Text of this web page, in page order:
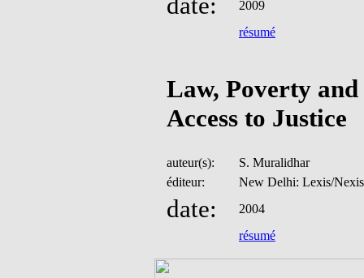
2009
résumé
Law, Poverty
Access to Justice
auteur(s):
S. Muralidhar
éditeur:
New Delhi: Lexis/
date:
2004
résumé